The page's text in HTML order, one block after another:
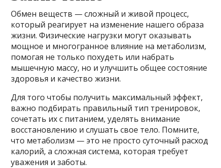
Обмен веществ — сложный и живой процесс,
который реагирует на изменение нашего образа
жизни. Физические нагрузки могут оказывать
мощное и многогранное влияние на метаболизм,
помогая не только похудеть или набрать
мышечную массу, но и улучшить общее состояние
здоровья и качество жизни.
Для того чтобы получить максимальный эффект,
важно подбирать правильный тип тренировок,
сочетать их с питанием, уделять внимание
восстановлению и слушать свое тело. Помните,
что метаболизм — это не просто суточный расход
калорий, а сложная система, которая требует
уважения и заботы.